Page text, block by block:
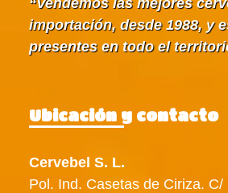
Vendemos las mejores
importación, desde 1988, y
presentes en todo el
Ubicación y contacto
Cervebel S. L.
Pol. Ind. Casetas de Ciriza. C/